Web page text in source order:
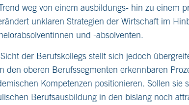
weg von einem ausbildungs- hin zu einem
unklaren Strategien der Wirtschaft im
und -absolventen.
der Berufskollegs stellt sich jedoch
den oberen Berufssegmenten erkennbaren
Kompetenzen positionieren. Sollen
Berufsausbildung in den bislang noch